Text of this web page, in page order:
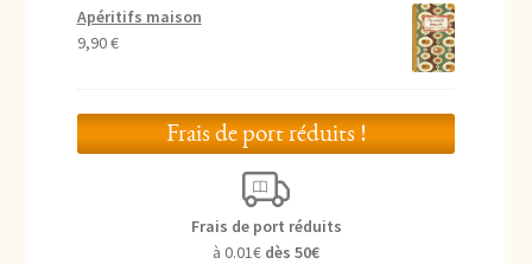
Apéritifs maison
9,90€
Frais de port réduits !
Frais de port réduits
à 0.01€ dès 50€